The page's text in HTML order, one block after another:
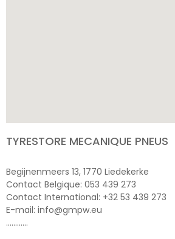
TYRESTORE MECANIQUE PNEUS
Begijnenmeers 13, 1770 Liedekerke
Contact Belgique: 053 439 273
Contact International: +32 53 439 273
E-mail: info@gmpw.eu
…………